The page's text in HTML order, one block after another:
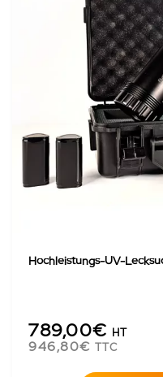
Hochleistungs-UV-
789,00€ HT
946,80€ TTC